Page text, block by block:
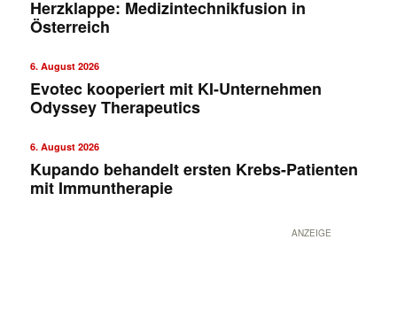
Herzklappe: Medizintechnikfusion in
Österreich
6. August 2026
Evotec kooperiert mit KI-Unternehmen
Odyssey Therapeutics
6. August 2026
Kupando behandelt ersten Krebs-Patienten
mit Immuntherapie
ANZEIGE